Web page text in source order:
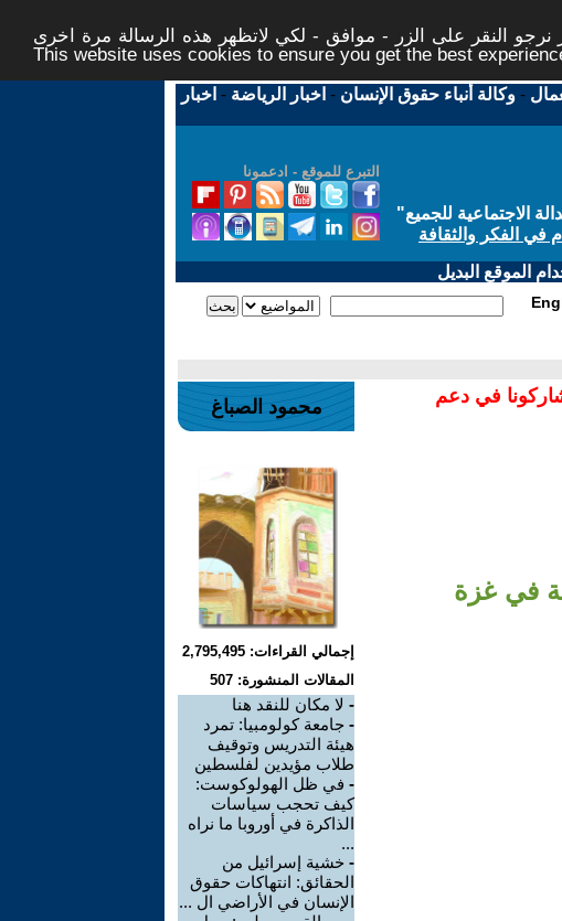
النقر على الزر - موافق - لكي لاتظهر هذه الرسالة مرة اخرى -
This website uses cookies to ensure you get the best
-وكالة أنباء حقوق الإنسان - اخبار الرياضة - اخبار
التبرع للموقع - ادعمونا
الاجتماعية للجميع"
في الفكر والثقافة
الموقع البديل
في دعم
في غزة
محمود الصباغ
إجمالي القراءات: 2,795,495
المقالات المنشورة: 507
- لا مكان للنقد هنا
- جامعة كولومبيا: تمرد
هيئة التدريس وتوقيف
طلاب مؤيدين لفلسطين
- في ظل الهولوكوست:
كيف تحجب سياسات
الذاكرة في أوروبا ما نراه
...
- خشية إسرائيل من
الحقائق: انتهاكات حقوق
الإنسان في الأراضي ال ...